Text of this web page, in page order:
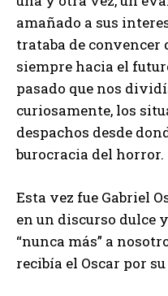
amañado a sus
trataba de convencer
siempre hacia el
pasado que nos
curiosamente, los
despachos desde
burocracia del horror.
Esta vez fue Gabriel
en un discurso dulce
“nunca más” a
recibía el Oscar por